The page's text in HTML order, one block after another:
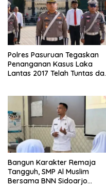
Polres Pasuruan Tegaskan
Penanganan Kasus Laka
Lantas 2017 Telah Tuntas
Bangun Karakter Remaja
Tangguh, SMP Al Muslim
Bersama BNN Sidoarjo